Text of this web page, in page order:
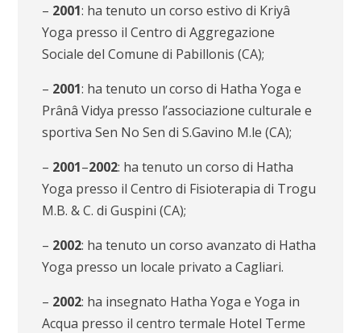
– 2001: ha tenuto un corso estivo di Kriyâ
Yoga presso il Centro di Aggregazione
Sociale del Comune di Pabillonis (CA);
– 2001: ha tenuto un corso di Hatha Yoga e
Prânâ Vidya presso l’associazione culturale e
sportiva Sen No Sen di S.Gavino M.le (CA);
– 2001–2002: ha tenuto un corso di Hatha
Yoga presso il Centro di Fisioterapia di Trogu
M.B. & C. di Guspini (CA);
– 2002: ha tenuto un corso avanzato di Hatha
Yoga presso un locale privato a Cagliari.
– 2002: ha insegnato Hatha Yoga e Yoga in
Acqua presso il centro termale Hotel Terme